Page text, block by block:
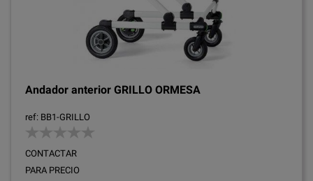
Andador anterior GRILLO ORMESA
ref: BB1-GRILLO
CONTACTAR
PARA PRECIO